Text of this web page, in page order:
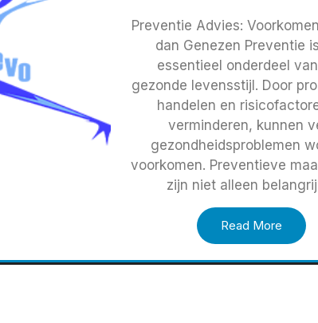
Preventie Advies:
dan Genezen Preventie
essentieel onderdeel
gezonde levensstijl. Door
handelen en
verminderen, kunnen
gezondheidsproblemen
voorkomen. Preventieve
zijn niet alleen
Read More